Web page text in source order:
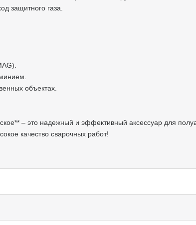
защитного газа.
объектах.
– это надежный и эффективный аксессуар для
качество сварочных работ!